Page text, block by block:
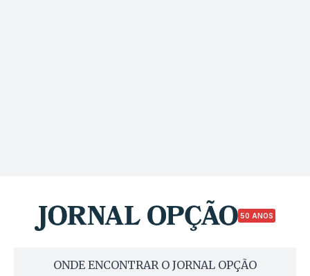
50 ANOS
ONDE ENCONTRAR O JORNAL OPÇÃO